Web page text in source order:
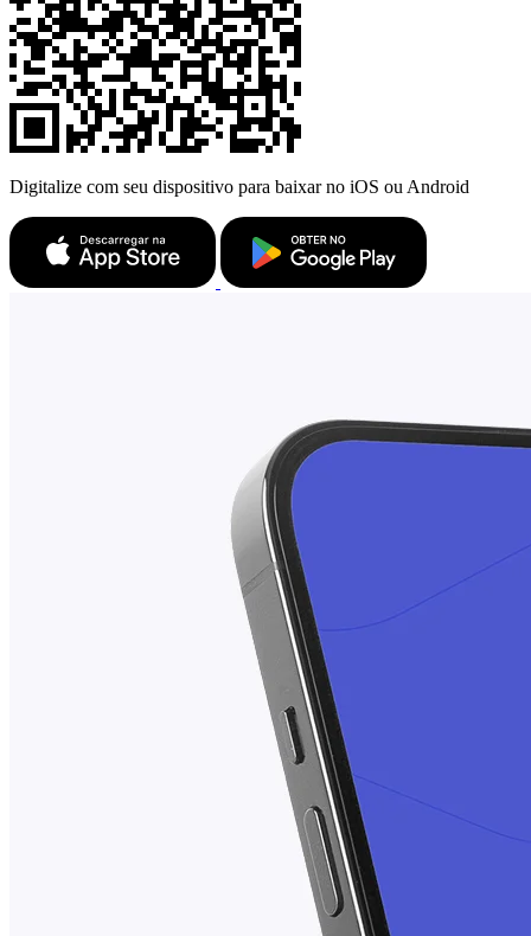
Digitalize com seu dispositivo para baixar no iOS ou Android